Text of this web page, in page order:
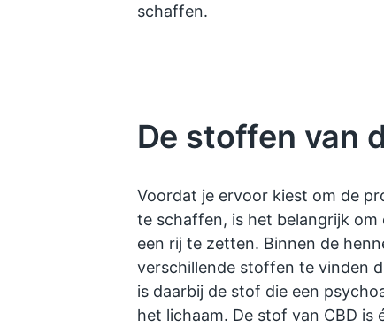
schaffen.
De stoffen van
Voordat je ervoor kiest om de
te schaffen, is het belangrijk
een rij te zetten. Binnen de
verschillende stoffen te vinden
is daarbij de stof die een
het lichaam. De stof van CBD